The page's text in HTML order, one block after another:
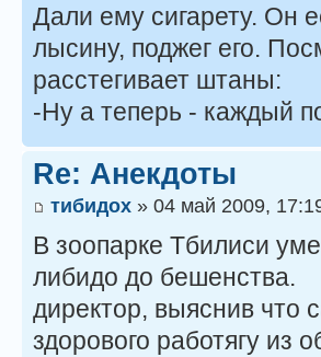
Дали ему сигарету. Он
лысину, поджег его.
расстегивает штаны:
-Ну а теперь - каждый
Re: Анекдоты
тибидох » 04 май 2009,
В зоопарке Тбилиси
либидо до бешенства.
директор, выяснив что
здорового работягу из